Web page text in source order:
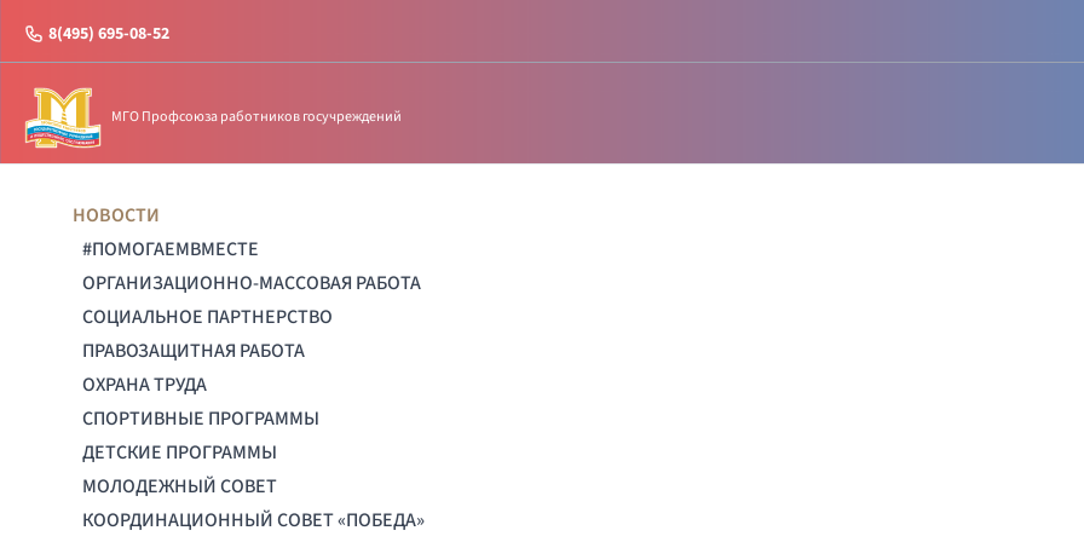
8(495) 695-08-52
МГО Профсоюза работников госучреждений
НОВОСТИ
#ПОМОГАЕМВМЕСТЕ
ОРГАНИЗАЦИОННО-МАССОВАЯ РАБОТА
СОЦИАЛЬНОЕ ПАРТНЕРСТВО
ПРАВОЗАЩИТНАЯ РАБОТА
ОХРАНА ТРУДА
СПОРТИВНЫЕ ПРОГРАММЫ
ДЕТСКИЕ ПРОГРАММЫ
МОЛОДЕЖНЫЙ СОВЕТ
КООРДИНАЦИОННЫЙ СОВЕТ «ПОБЕДА»